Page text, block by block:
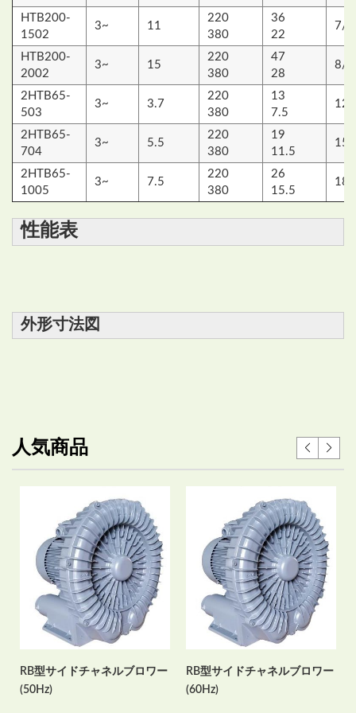
HTB200-
1502
3~ 11
220
380
36
22
7/9
HTB200-
2002
3~ 15
220
380
47
28
8/
2HTB65-
503
3~ 3.7
220
380
13
7.5
12/
2HTB65-
704
3~ 5.5
220
380
19
11.5
15/
2HTB65-
1005
3~ 7.5
220
380
26
15.5
18/
性能表
外形寸法図
人気商品
RB型サイドチャネルブロワー
(50Hz)
RB型サイドチャネルブロワー
(60Hz)